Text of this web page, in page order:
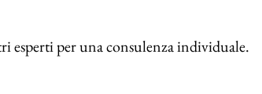
esperti per una consulenza individuale.